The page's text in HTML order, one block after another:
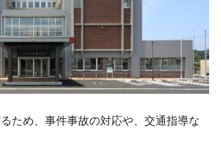
ため、事件事故の対応や、交通指導な